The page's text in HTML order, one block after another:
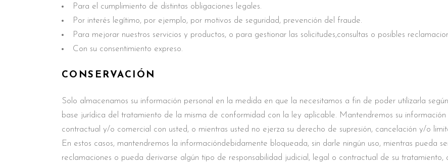
Para el cumplimiento de distintas obligaciones legales.
Por interés legítimo, por ejemplo, por motivos de seguridad, prevención del fraude.
Para mejorar nuestros servicios y productos, o para gestionar las solicitudes,consultas o posibles
Con su consentimiento expreso.
CONSERVACIÓN
Solo almacenamos su información personal en la medida en que la necesitamos a fin de poder utilizarla
base jurídica del tratamiento de la misma de conformidad con la ley aplicable. Mantendremos su información
contractual y/o comercial con usted, o mientras usted no ejerza su derecho de supresión, cancelación y/o
En estos casos, mantendremos la informacióndebidamente bloqueada, sin darle ningún uso, mientras pueda
reclamaciones o pueda derivarse algún tipo de responsabilidad judicial, legal o contractual de su